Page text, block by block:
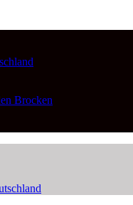
Brocken